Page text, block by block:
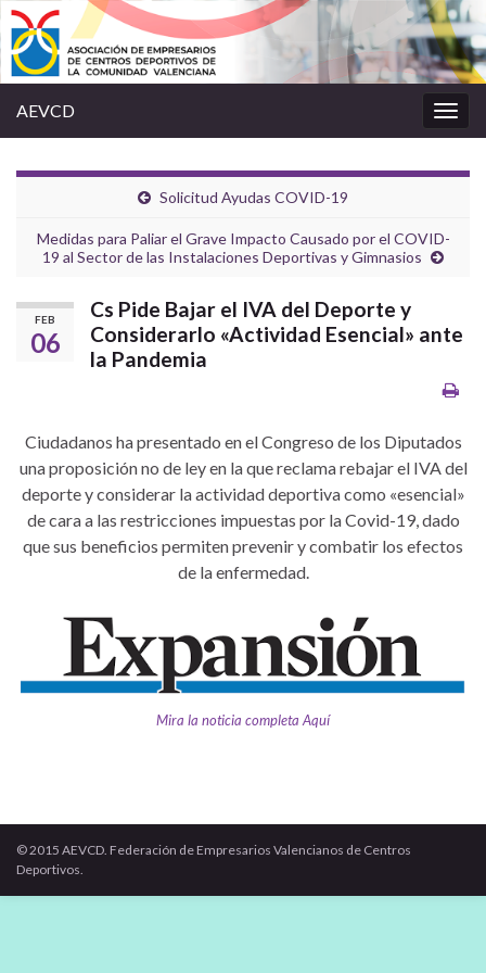
la
AEVCD
Solicitud Ayudas COVID-19
Medidas para Paliar el Grave Impacto Causado por el COVID-
19 al Sector de las Instalaciones Deportivas y Gimnasios
FEB
06
Cs Pide Bajar el IVA del Deporte y
Considerarlo «Actividad Esencial» ante
la Pandemia
Ciudadanos ha presentado en el Congreso de los Diputados
una proposición no de ley en la que reclama rebajar el IVA del
deporte y considerar la actividad deportiva como «esencial»
de cara a las restricciones impuestas por la Covid-19, dado
que sus beneficios permiten prevenir y combatir los efectos
de la enfermedad.
Mira la noticia completa Aquí
© 2015 AEVCD. Federación de Empresarios Valencianos de Centros
Deportivos.